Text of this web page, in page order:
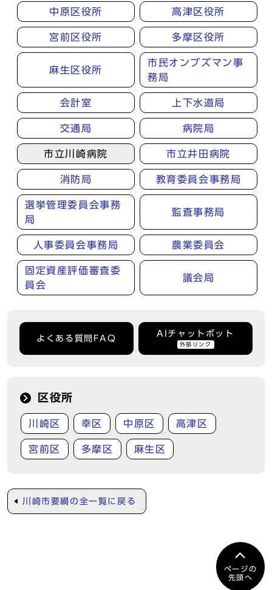
中原区役所 高津区役所
宮前区役所 多摩区役所
麻生区役所
市民オンブズマン事
務局
会計室 上下水道局
交通局 病院局
市立川崎病院 市立井田病院
消防局 教育委員会事務局
選挙管理委員会事務
局
監査事務局
人事委員会事務局 農業委員会
固定資産評価審査委
員会
議会局
よくある質問FAQ
AIチャットボット
外部リンク
区役所
川崎区 幸区 中原区 高津区
宮前区 多摩区 麻生区
川崎市要綱の全一覧に戻る
ページの
先頭へ